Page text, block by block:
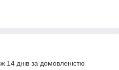
14 днів за домовленістю